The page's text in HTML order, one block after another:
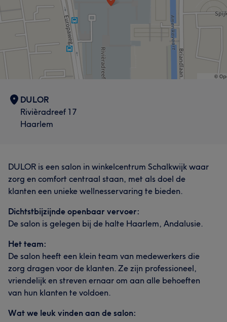
DULOR
Rivièradreef 17
Haarlem
DULOR is een salon in winkelcentrum Schalkwijk waar
zorg en comfort centraal staan, met als doel de
klanten een unieke wellnesservaring te bieden.
Dichtstbijzijnde openbaar vervoer:
De salon is gelegen bij de halte Haarlem, Andalusie.
Het team:
De salon heeft een klein team van medewerkers die
zorg dragen voor de klanten. Ze zijn professioneel,
vriendelijk en streven ernaar om aan alle behoeften
van hun klanten te voldoen.
Wat we leuk vinden aan de salon: